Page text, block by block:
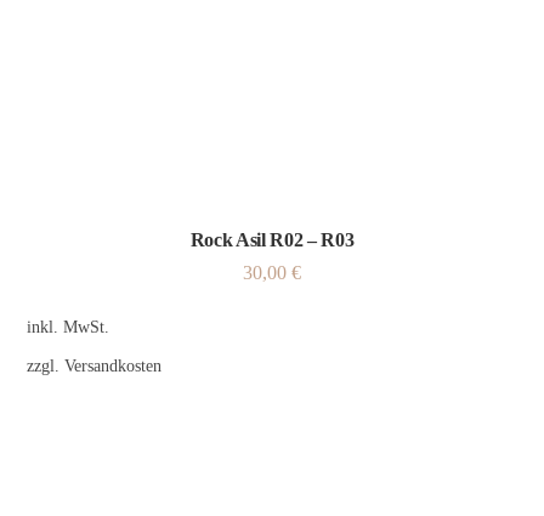
Rock Asil R02 – R03
30,00 €
inkl. MwSt.
zzgl.Versandkosten